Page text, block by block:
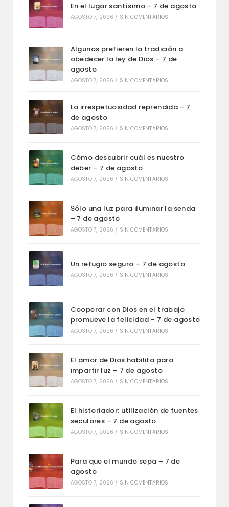
En el lugar santísimo – 7 de agosto
AGOSTO 7, 2026 / SIN COMENTARIOS
Algunos prefieren la tradición a
obedecer la ley de Dios – 7 de
agosto
AGOSTO 7, 2026 / SIN COMENTARIOS
La irrespetuosidad reprendida – 7
de agosto
AGOSTO 7, 2026 / SIN COMENTARIOS
Cómo descubrir cuál es nuestro
deber – 7 de agosto
AGOSTO 7, 2026 / SIN COMENTARIOS
Sólo una luz para iluminar la senda
– 7 de agosto
AGOSTO 7, 2026 / SIN COMENTARIOS
Un refugio seguro – 7 de agosto
AGOSTO 7, 2026 / SIN COMENTARIOS
Cooperar con Dios en el trabajo
promueve la felicidad – 7 de agosto
AGOSTO 7, 2026 / SIN COMENTARIOS
El amor de Dios habilita para
impartir luz – 7 de agosto
AGOSTO 7, 2026 / SIN COMENTARIOS
El historiador: utilización de fuentes
seculares – 7 de agosto
AGOSTO 7, 2026 / SIN COMENTARIOS
Para que el mundo sepa – 7 de
agosto
AGOSTO 7, 2026 / SIN COMENTARIOS